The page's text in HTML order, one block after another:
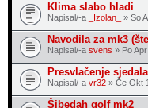
Klima slabo hladi
Napisal/-a _Izolan_ » So
Navodila za mk3
Napisal/-a svens » Po
Presvlačenje
Napisal/-a vr32 » Če Okt
Šibedah golf mk2